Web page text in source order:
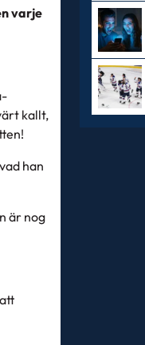
varje
kallt,
han
är nog